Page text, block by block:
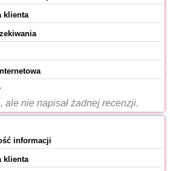
klienta
ale nie napisał żadnej recenzji.
informacji
klienta